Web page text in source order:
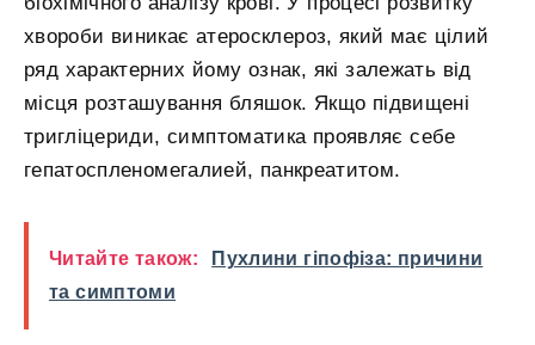
хвороби виникає атеросклероз, який має цілий
ряд характерних йому ознак, які залежать від
місця розташування бляшок. Якщо підвищені
тригліцериди, симптоматика проявляє себе
гепатоспленомегалией, панкреатитом.
Читайте також:
Пухлини гіпофіза: причини
та симптоми